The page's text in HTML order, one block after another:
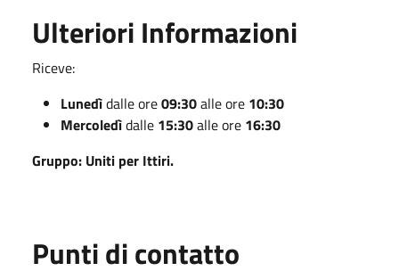
Ulteriori Informazioni
Riceve:
Lunedìdalle ore09:30alle ore 10:30
Mercoledìdalle 15:30alle ore 16:30
Gruppo: Uniti per Ittiri.
Punti di contatto